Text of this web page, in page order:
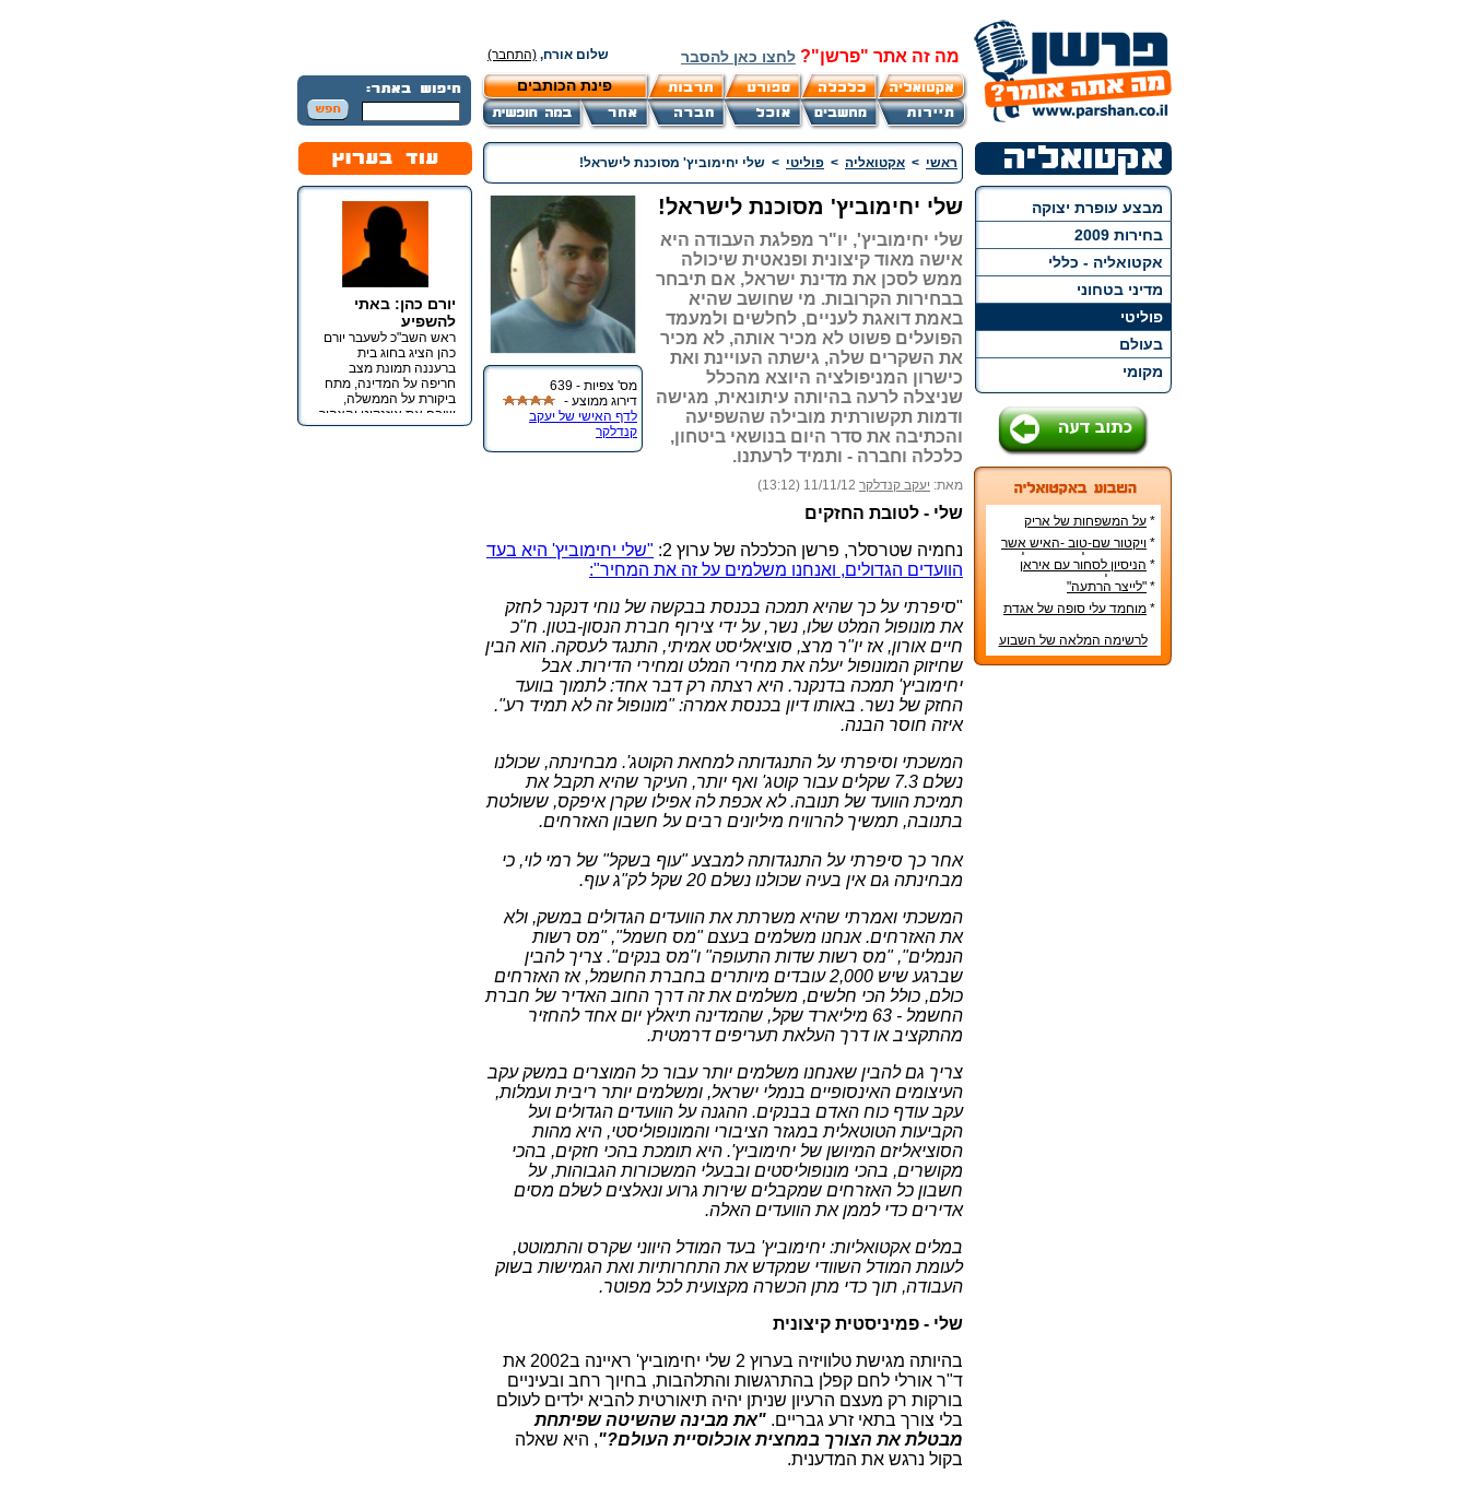
מה זה אתר "פרשן"? לחצו כאן להסבר שלום אורח, (התחבר)
פינת הכותבים
מבצע עופרת יצוקה
בחירות 2009
אקטואליה - כללי
מדיני בטחוני
פוליטי
בעולם
מקומי
* על המשפחות של אריק
איינשטיין ואורי זוהר
* ויקטור שם-טוב -האיש אשר
עיצב את מפלגת השמאל
מפ"ם
* הניסיון לסחור עם איראן
בדרכים לא-כשרות
* "לייצר הרתעה"
* מוחמד עלי סופה של אגדת
לרשימה המלאה של השבוע
ראשי > אקטואליה > פוליטי > שלי יחימוביץ' מסוכנת לישראל!
מס' צפיות - 639
דירוג ממוצע -
לדף האישי של יעקב
קנדלקר
שלי יחימוביץ' מסוכנת לישראל!
שלי יחימוביץ', יו"ר מפלגת העבודה היא
אישה מאוד קיצונית ופנאטית שיכולה
ממש לסכן את מדינת ישראל, אם תיבחר
בבחירות הקרובות. מי שחושב שהיא
באמת דואגת לעניים, לחלשים ולמעמד
הפועלים פשוט לא מכיר אותה, לא מכיר
את השקרים שלה, גישתה העויינת ואת
כישרון המניפולציה היוצא מהכלל
שניצלה לרעה בהיותה עיתונאית, מגישה
ודמות תקשורתית מובילה שהשפיעה
והכתיבה את סדר היום בנושאי ביטחון,
כלכלה וחברה - ותמיד לרעתנו.
מאת: יעקב קנדלקר 11/11/12 (13:12)
שלי - לטובת החזקים
נחמיה שטרסלר, פרשן הכלכלה של ערוץ 2:
"שלי יחימוביץ' היא בעד
הוועדים הגדולים, ואנחנו משלמים על זה את המחיר":
"סיפרתי על כך שהיא תמכה בכנסת בבקשה של נוחי דנקנר לחזק
את מונופול המלט שלו, נשר, על ידי צירוף חברת הנסון-בטון. ח"כ
חיים אורון, אז יו"ר מרצ, סוציאליסט אמיתי, התנגד לעסקה. הוא הבין
שחיזוק המונופול יעלה את מחירי המלט ומחירי הדירות. אבל
יחימוביץ' תמכה בדנקנר. היא רצתה רק דבר אחד: לתמוך בוועד
החזק של נשר. באותו דיון בכנסת אמרה: "מונופול זה לא תמיד רע".
איזה חוסר הבנה.
המשכתי וסיפרתי על התנגדותה למחאת הקוטג'. מבחינתה, שכולנו
נשלם 7.3 שקלים עבור קוטג' ואף יותר, העיקר שהיא תקבל את
תמיכת הוועד של תנובה. לא אכפת לה אפילו שקרן איפקס, ששולטת
בתנובה, תמשיך להרוויח מיליונים רבים על חשבון האזרחים.
אחר כך סיפרתי על התנגדותה למבצע "עוף בשקל" של רמי לוי, כי
מבחינתה גם אין בעיה שכולנו נשלם 20 שקל לק"ג עוף.
המשכתי ואמרתי שהיא משרתת את הוועדים הגדולים במשק, ולא
את האזרחים. אנחנו משלמים בעצם "מס חשמל", "מס רשות
הנמלים", "מס רשות שדות התעופה" ו"מס בנקים". צריך להבין
שברגע שיש 2,000 עובדים מיותרים בחברת החשמל, אז האזרחים
כולם, כולל הכי חלשים, משלמים את זה דרך החוב האדיר של חברת
החשמל - 63 מיליארד שקל, שהמדינה תיאלץ יום אחד להחזיר
מהתקציב או דרך העלאת תעריפים דרמטית.
צריך גם להבין שאנחנו משלמים יותר עבור כל המוצרים במשק עקב
העיצומים האינסופיים בנמלי ישראל, ומשלמים יותר ריבית ועמלות,
עקב עודף כוח האדם בבנקים. ההגנה על הוועדים הגדולים ועל
הקביעות הטוטאלית במגזר הציבורי והמונופוליסטי, היא מהות
הסוציאליזם המיושן של יחימוביץ'. היא תומכת בהכי חזקים, בהכי
מקושרים, בהכי מונופוליסטים ובבעלי המשכורות הגבוהות, על
חשבון כל האזרחים שמקבלים שירות גרוע ונאלצים לשלם מסים
אדירים כדי לממן את הוועדים האלה.
במלים אקטואליות: יחימוביץ' בעד המודל היווני שקרס והתמוטט,
לעומת המודל השוודי שמקדש את התחרותיות ואת הגמישות בשוק
העבודה, תוך כדי מתן הכשרה מקצועית לכל מפוטר.
שלי - פמיניסטית קיצונית
בהיותה מגישת טלוויזיה בערוץ 2 שלי יחימוביץ' ראיינה ב2002 את
ד"ר אורלי לחם קפלן בהתרגשות והתלהבות, בחיוך רחב ובעיניים
בורקות רק מעצם הרעיון שניתן יהיה תיאורטית להביא ילדים לעולם
בלי צורך בתאי זרע גבריים. "את מבינה שהשיטה שפיתחת
מבטלת את הצורך במחצית אוכלוסיית העולם?", היא שאלה
בקול נרגש את המדענית.
יורם כהן: באתי
להשפיע
ראש השב"כ לשעבר יורם
כהן הציג בחוג בית
ברעננה תמונת מצב
חריפה על המדינה, מתח
ביקורת על הממשלה,
שיבח את איזנקוט והצהיר
כי מטרתו אינה כנסת אלא